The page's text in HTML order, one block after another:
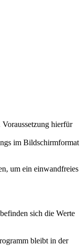
hierfür
im Bildschirmformat
um ein einwandfreies
sich die Werte
bleibt in der